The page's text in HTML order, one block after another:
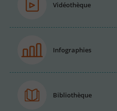
Vidéothèque
Infographies
Bibliothèque